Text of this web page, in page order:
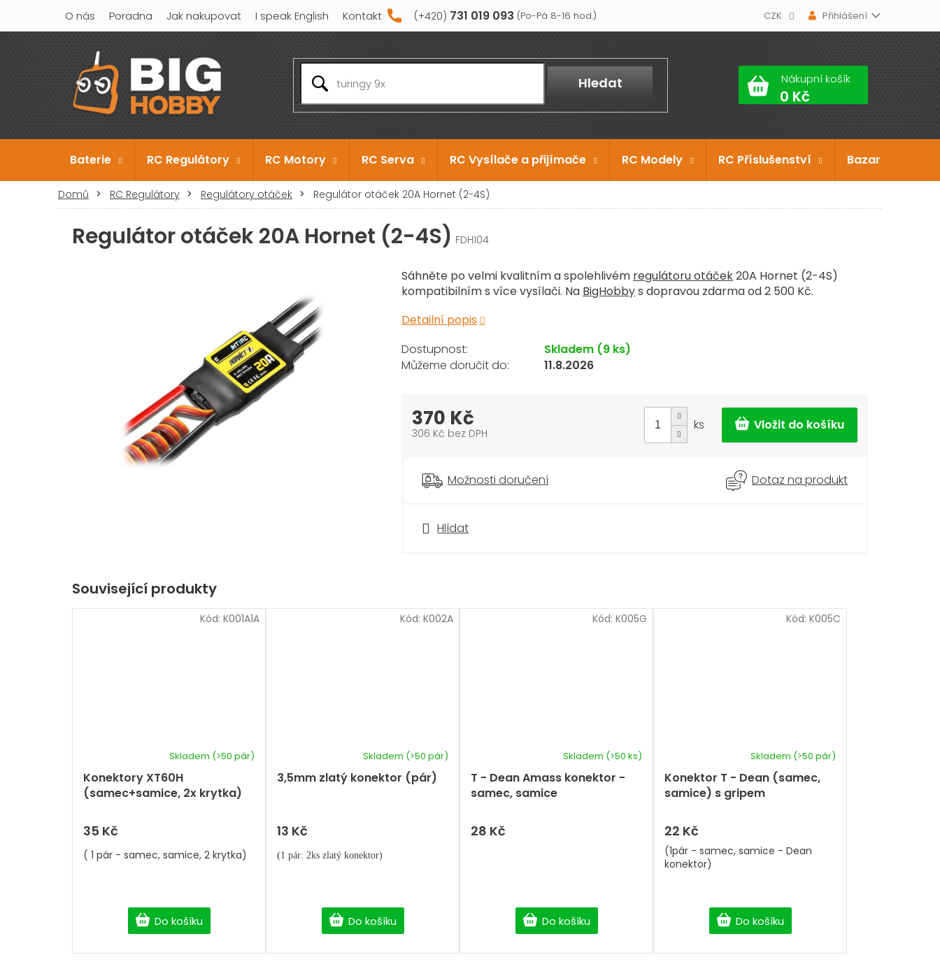
obsah
731 019 093
O nás Poradna Jak nakupovat I speak English Kontakt CZK Přihlášení
Hledat Nákupní košík
Baterie RC Regulátory RC Motory RC Serva RC Vysílače a přijímače RC Modely RC Příslušenství Bazar
Domů RC Regulátory Regulátory otáček Regulátor otáček 20A Hornet (2-4S)
Regulátor otáček 20A Hornet (2-4S) FDH104
Sáhněte po velmi kvalitním a spolehlivém regulátoru otáček20A Hornet (2-4S)
kompatibilním s více vysílači. Na BigHobbys dopravou zdarma od 2 500 Kč.
Detailní popis
Hlídat
Skladem (9 ks)
11.8.2026
370 Kč
306 Kč bez DPH
ks
Možnosti doručení Dotaz na produkt
Související produkty
Konektory XT60H
(samec+samice, 2x krytka)
hodnocení
produktu
je
z
5
hvězdiček.
Skladem (>50 pár)
35 Kč
Do košíku
( 1 pár - samec, samice, 2 krytka)
Kód: K001A1A
3,5mm zlatý konektor (pár)
Skladem (>50 pár)
13 Kč
Do košíku
(1 pár: 2ks zlatý konektor)
Kód: K002A
T - Dean Amass konektor -
samec, samice
hodnocení
je
z
5
Skladem (>50 ks)
28 Kč
Do košíku
Kód: K005G
Konektor T - Dean (samec,
samice) s gripem
Skladem (>50 pár)
22 Kč
Do košíku
(1pár - samec, samice - Dean
konektor)
Kód: K005C